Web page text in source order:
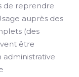
de reprendre
auprès des
(des
être
administrative